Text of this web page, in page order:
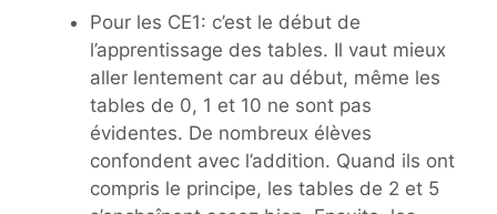
Pour les CE1: c’est le début de
l’apprentissage des tables. Il vaut mieux
aller lentement car au début, même les
tables de 0, 1 et 10 ne sont pas
évidentes. De nombreux élèves
confondent avec l’addition. Quand ils ont
compris le principe, les tables de 2 et 5